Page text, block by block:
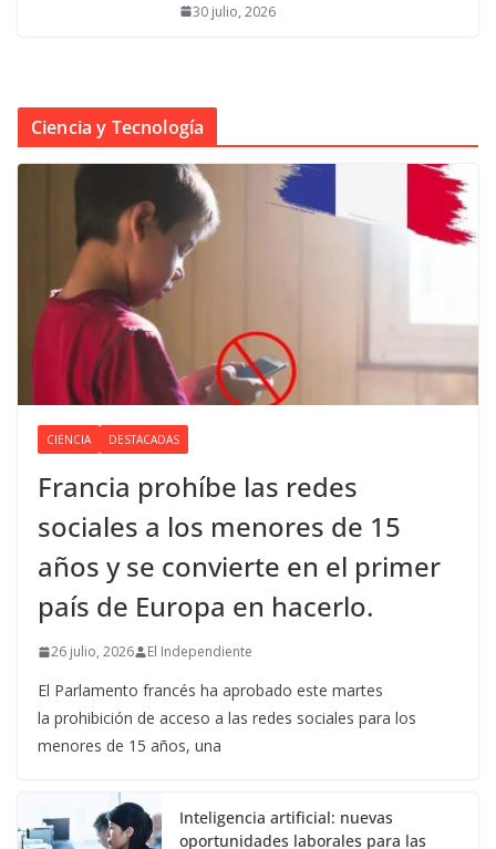
30 julio, 2026
Ciencia y Tecnología
CIENCIA DESTACADAS
Francia prohíbe las redes
sociales a los menores de 15
años y se convierte en el primer
país de Europa en hacerlo.
26 julio, 2026 El Independiente
El Parlamento francés ha aprobado este martes
la prohibición de acceso a las redes sociales para los
menores de 15 años, una
Inteligencia artificial: nuevas
oportunidades laborales para las